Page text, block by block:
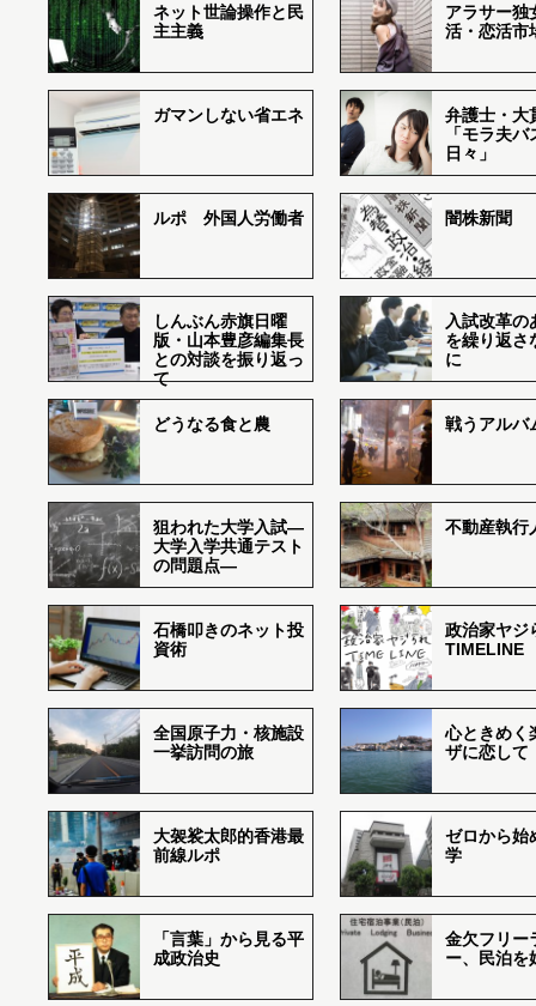
ネット世論操作と民
主主義
アラサー独
活・恋活市
ガマンしない省エネ
弁護士・大
「モラ夫
日々」
ルポ 外国人労働者 闇株新聞
しんぶん赤旗日曜
版・山本豊彦編集長
との対談を振り返っ
て
入試改革の
を繰り返さ
に
どうなる食と農 戦うアルバ
狙われた大学入試―
大学入学共通テスト
の問題点―
不動産執行
石橋叩きのネット投
資術
政治家ヤジ
TIMELINE
全国原子力・核施設
一挙訪問の旅
心ときめく
ザに恋して
大袈裟太郎的香港最
前線ルポ
ゼロから始
学
「言葉」から見る平
成政治史
金欠フリー
ー、民泊を